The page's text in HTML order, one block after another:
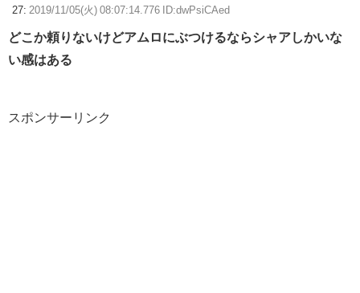
27: 2019/11/05(火) 08:07:14.776 ID:dwPsiCAed
どこか頼りないけどアムロにぶつけるならシャアしかいな
い感はある
スポンサーリンク